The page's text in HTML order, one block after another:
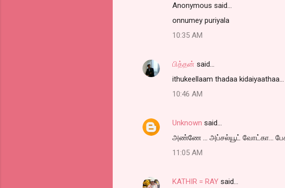
Anonymous said…
onnumey puriyala
10:35 AM
பித்தன் said…
ithukeellaam thadaa kidaiyaathaa...
10:46 AM
Unknown said…
அண்ணே ... அப்சல்யூட் வோட்கா...
11:05 AM
KATHIR = RAY said…